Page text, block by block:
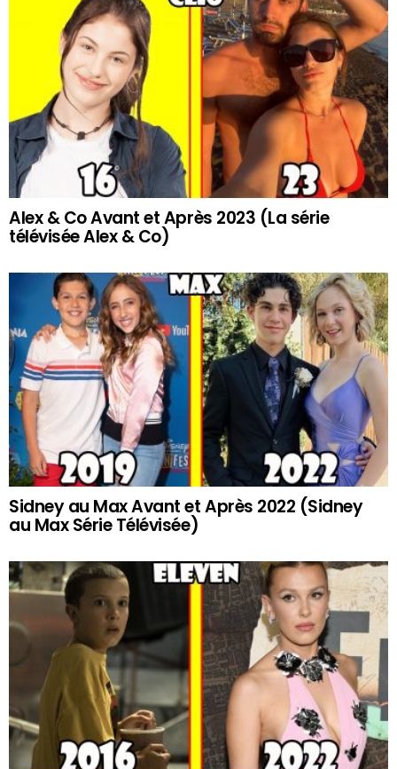
Alex & Co Avant et Après 2023 (La série
télévisée Alex & Co)
Sidney au Max Avant et Après 2022 (Sidney
au Max Série Télévisée)